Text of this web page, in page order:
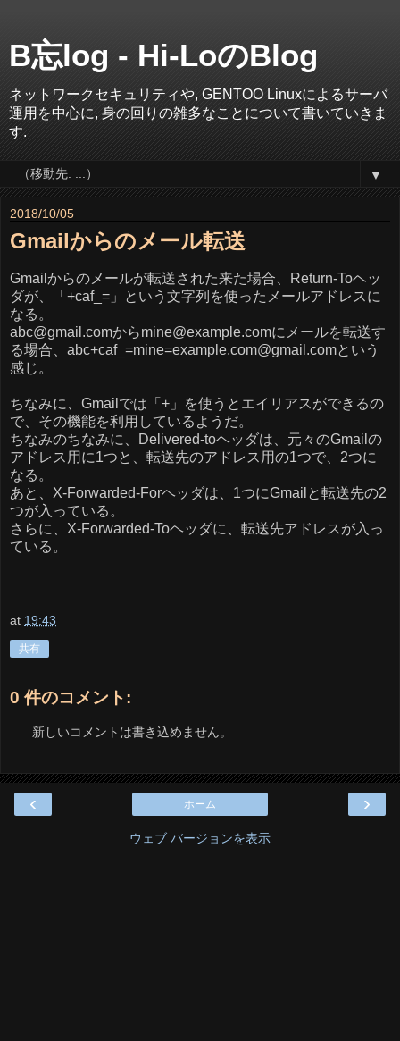
B忘log - Hi-LoのBlog
ネットワークセキュリティや, GENTOO Linuxによるサーバ
運用を中心に, 身の回りの雑多なことについて書いていきま
す.
▼
2018/10/05
Gmailからのメール転送
Gmailからのメールが転送された来た場合、Return-Toヘッ
ダが、「+caf_=」という文字列を使ったメールアドレスに
なる。
abc@gmail.comからmine@example.comにメールを転送す
る場合、abc+caf_=mine=example.com@gmail.comという
感じ。
ちなみに、Gmailでは「+」を使うとエイリアスができるの
で、その機能を利用しているようだ。
ちなみのちなみに、Delivered-toヘッダは、元々のGmailの
アドレス用に1つと、転送先のアドレス用の1つで、2つに
なる。
あと、X-Forwarded-Forヘッダは、1つにGmailと転送先の2
つが入っている。
さらに、X-Forwarded-Toヘッダに、転送先アドレスが入っ
ている。
at 19:43
共有
0 件のコメント:
新しいコメントは書き込めません。
‹ ›
ホーム
ウェブ バージョンを表示